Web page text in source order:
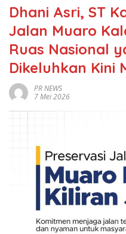
Dhani Asri, ST
Jalan Muaro
Ruas Nasional
Dikeluhkan Kini
PR NEWS
7 Mei 2026